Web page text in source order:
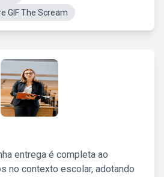
GIF The Scream
entrega é completa ao
no contexto escolar, adotando